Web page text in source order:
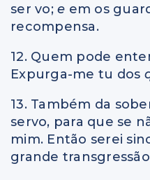
ser vo; e em os
recompensa.
12. Quem pode
Expurga-me tu dos
13. Também da
servo, para que se
mim. Então serei
grande